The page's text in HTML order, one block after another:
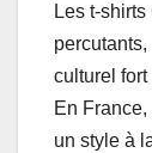
Les t-
culturel fort
En
un style à